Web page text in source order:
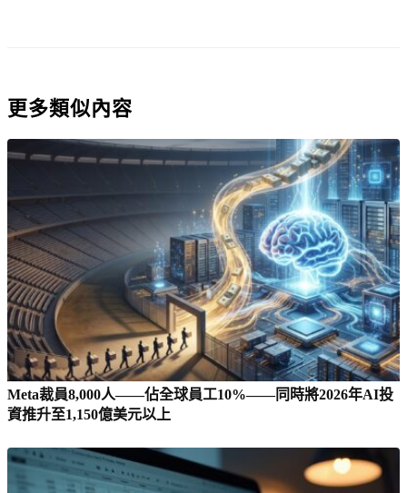
更多類似內容
Meta裁員8,000人——佔全球員工10%——同時將2026年AI投
資推升至1,150億美元以上